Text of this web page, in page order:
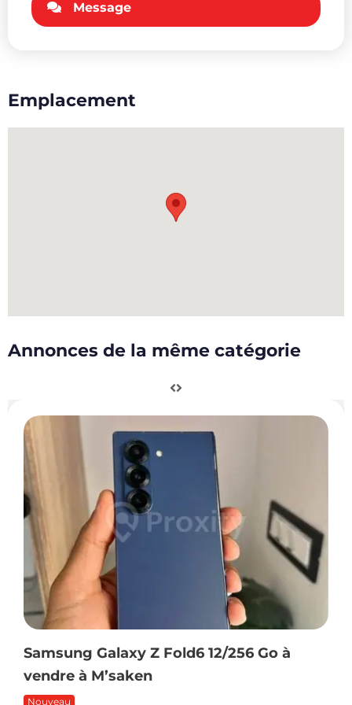
Message
Emplacement
Annonces de la même catégorie
Samsung Galaxy Z Fold6 12/256 Go à
vendre à M’saken
Nouveau